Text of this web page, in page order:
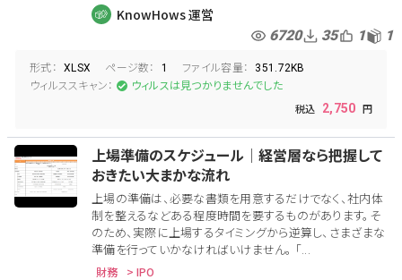
反社会的勢力の排除
予算統制
資産管理
内部監査
コンプライアンス
上場準備
KnowHows 運営
6720 35 1 1
形式： XLSX ページ数： 1 ファイル容量： 351.72KB
ウィルススキャン： ウィルスは見つかりませんでした
2,750
上場準備のスケジュール│経営層なら把握して
おきたい大まかな流れ
上場の準備は、必要な書類を用意するだけでなく、社内体
制を整えるなどある程度時間を要するものがあります。そ
のため、実際に上場するタイミングから逆算し、さまざまな
準備を行っていかなければいけません。 「...
財務 > IPO